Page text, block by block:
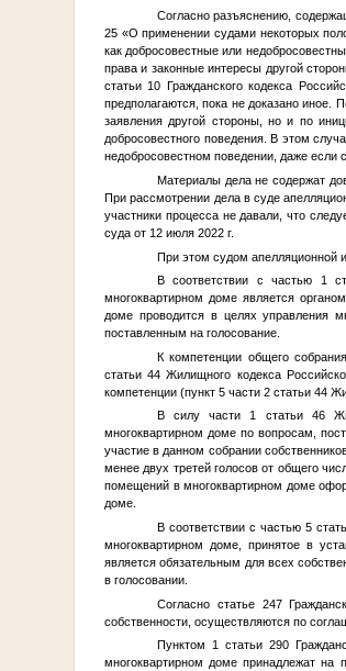
Согласно разъяснению,
25 «О применении судами некоторых
как добросовестные или
права и законные интересы другой
статьи 10 Гражданского кодекса
предполагаются, пока не доказано иное.
заявления другой стороны, но и по
добросовестного поведения. В этом
недобросовестном поведении, даже если
Материалы дела не содержат
При рассмотрении дела в суде
участники процесса не давали, что
суда от 12 июля 2022 г.
При этом судом апелляционной
В соответствии с частью 1
многоквартирном доме является
доме проводится в целях управления
поставленным на голосование.
К компетенции общего
статьи 44 Жилищного кодекса
компетенции (пункт 5 части 2 статьи 44
В силу части 1 статьи 46
многоквартирном доме по вопросам,
участие в данном собрании
менее двух третей голосов от общего
помещений в многоквартирном доме
доме.
В соответствии с частью 5
многоквартирном доме, принятое в
является обязательным для всех
в голосовании.
Согласно статье 247
собственности, осуществляются по
Пунктом 1 статьи 290
многоквартирном доме принадлежат